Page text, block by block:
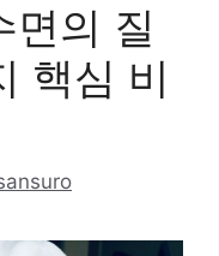
면의 질
핵심 비